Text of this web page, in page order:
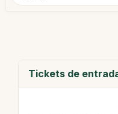
Tickets de